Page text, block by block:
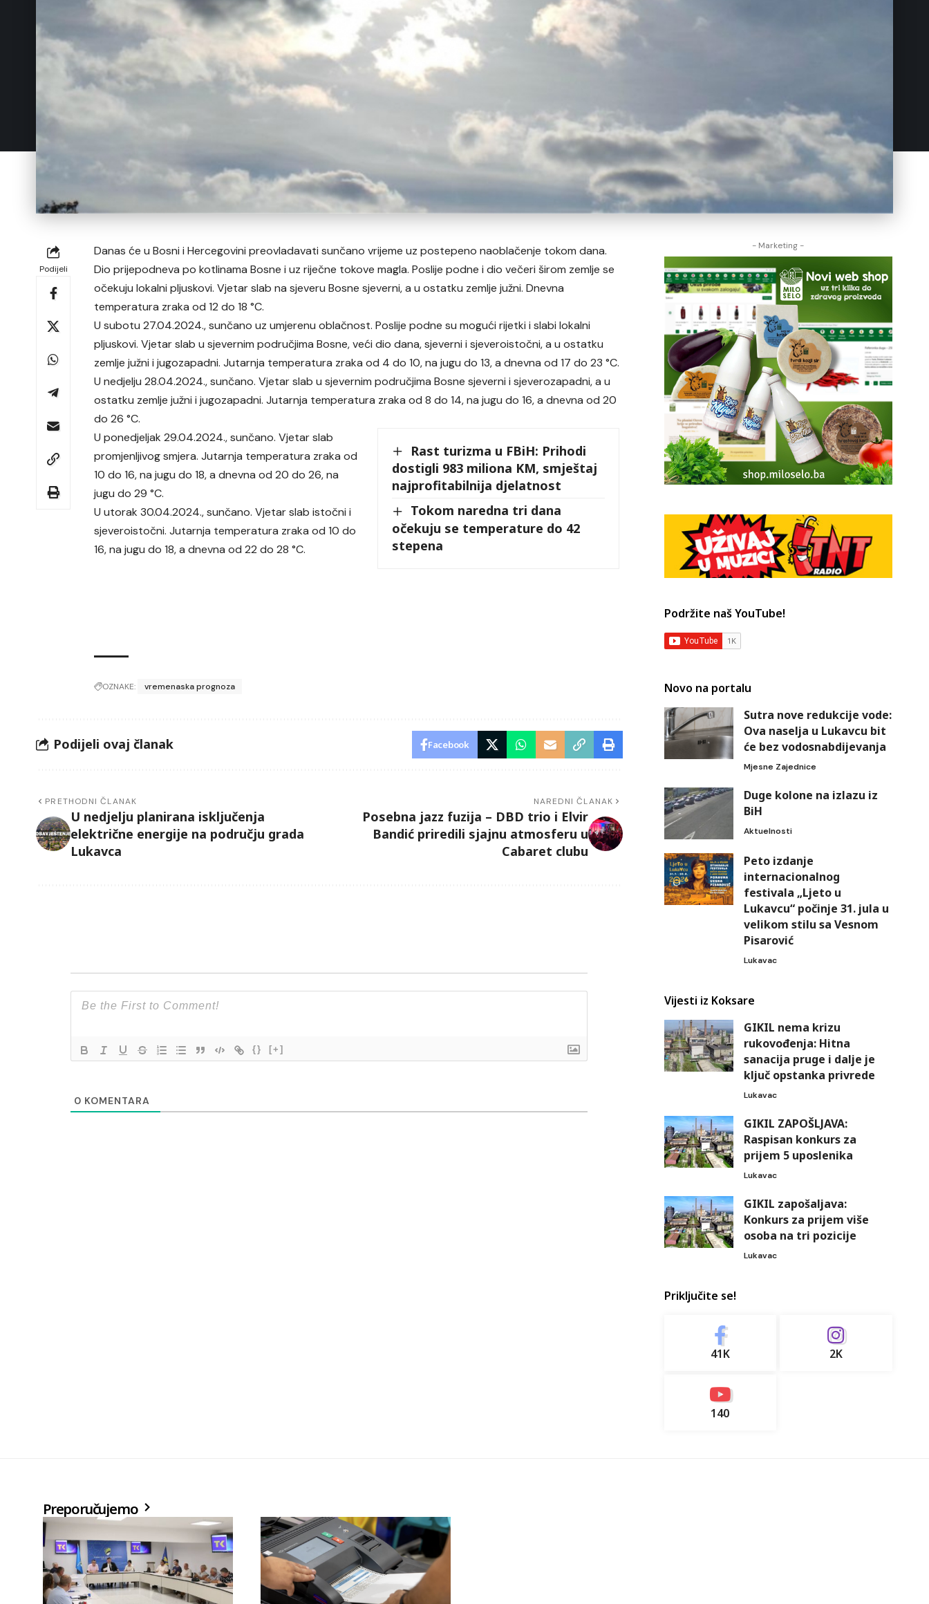
Podijeli
Danas će u Bosni i Hercegovini preovladavati sunčano vrijeme uz postepeno naoblačenje tokom dana.
Dio prijepodneva po kotlinama Bosne i uz riječne tokove magla. Poslije podne i dio večeri širom zemlje se
očekuju lokalni pljuskovi. Vjetar slab na sjeveru Bosne sjeverni, a u ostatku zemlje južni. Dnevna
temperatura zraka od 12 do 18 °C.
U subotu 27.04.2024., sunčano uz umjerenu oblačnost. Poslije podne su mogući rijetki i slabi lokalni
pljuskovi. Vjetar slab u sjevernim područjima Bosne, veći dio dana, sjeverni i sjeveroistočni, a u ostatku
zemlje južni i jugozapadni. Jutarnja temperatura zraka od 4 do 10, na jugu do 13, a dnevna od 17 do 23 °C.
U nedjelju 28.04.2024., sunčano. Vjetar slab u sjevernim područjima Bosne sjeverni i sjeverozapadni, a u
ostatku zemlje južni i jugozapadni. Jutarnja temperatura zraka od 8 do 14, na jugu do 16, a dnevna od 20
do 26 °C.
Rast turizma u FBiH: Prihodi
dostigli 983 miliona KM, smještaj
najprofitabilnija djelatnost
Tokom naredna tri dana
očekuju se temperature do 42
stepena
U ponedjeljak 29.04.2024., sunčano. Vjetar slab
promjenljivog smjera. Jutarnja temperatura zraka od
10 do 16, na jugu do 18, a dnevna od 20 do 26, na
jugu do 29 °C.
U utorak 30.04.2024., sunčano. Vjetar slab istočni i
sjeveroistočni. Jutarnja temperatura zraka od 10 do
16, na jugu do 18, a dnevna od 22 do 28 °C.
OZNAKE: vremenaska prognoza
Podijeli ovaj članak Facebook
PRETHODNI ČLANAK
U nedjelju planirana isključenja
električne energije na području grada
Lukavca
NAREDNI ČLANAK
Posebna jazz fuzija – DBD trio i Elvir
Bandić priredili sjajnu atmosferu u
Cabaret clubu
{} [+]
0 KOMENTARA
- Marketing -
Podržite naš YouTube!
Novo na portalu
Sutra nove redukcije vode:
Ova naselja u Lukavcu bit
će bez vodosnabdijevanja
Mjesne Zajednice
Duge kolone na izlazu iz
BiH
Aktuelnosti
Peto izdanje
internacionalnog
festivala „Ljeto u
Lukavcu“ počinje 31. jula u
velikom stilu sa Vesnom
Pisarović
Lukavac
Vijesti iz Koksare
GIKIL nema krizu
rukovođenja: Hitna
sanacija pruge i dalje je
ključ opstanka privrede
Lukavac
GIKIL ZAPOŠLJAVA:
Raspisan konkurs za
prijem 5 uposlenika
Lukavac
GIKIL zapošaljava:
Konkurs za prijem više
osoba na tri pozicije
Lukavac
Priključite se!
41K 2K
140
Preporučujemo